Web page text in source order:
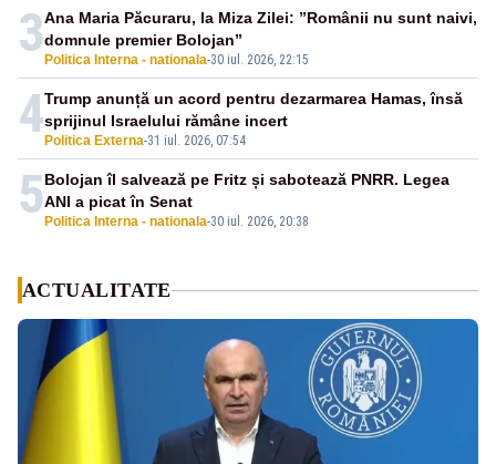
3 Politica Interna - nationala-30 iul. 2026, 22:15
Ana Maria Păcuraru, la Miza Zilei: ”Românii nu sunt naivi,
domnule premier Bolojan”
4 Politica Externa-31 iul. 2026, 07:54
Trump anunță un acord pentru dezarmarea Hamas, însă
sprijinul Israelului rămâne incert
5 Politica Interna - nationala-30 iul. 2026, 20:38
Bolojan îl salvează pe Fritz și sabotează PNRR. Legea
ANI a picat în Senat
ACTUALITATE